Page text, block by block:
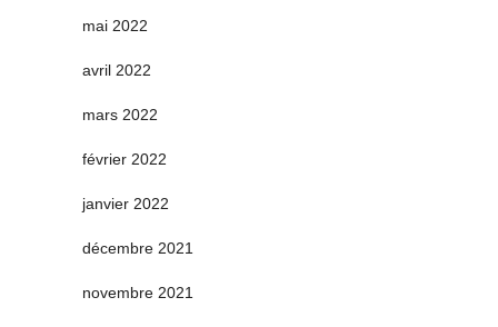
mai 2022
avril 2022
mars 2022
février 2022
janvier 2022
décembre 2021
novembre 2021